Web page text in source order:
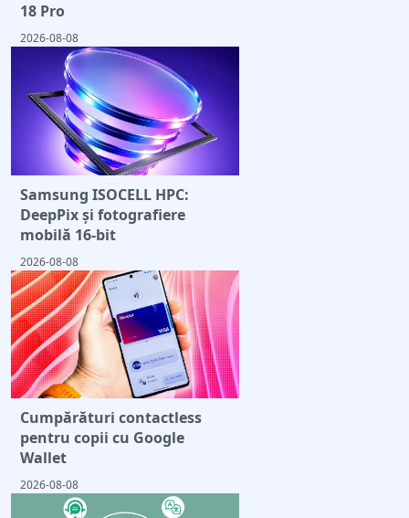
18 Pro
2026-08-08
Samsung ISOCELL HPC:
DeepPix și fotografiere
mobilă 16-bit
2026-08-08
Cumpărături contactless
pentru copii cu Google
Wallet
2026-08-08